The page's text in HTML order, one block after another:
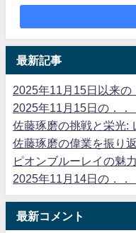
最新記事
2025年11月15日以来の
2025年11月15日の．
佐藤琢磨の挑戦と栄光:
佐藤琢磨の偉業を振り
ピオンブルーレイの魅力
2025年11月14日の．
最新コメント